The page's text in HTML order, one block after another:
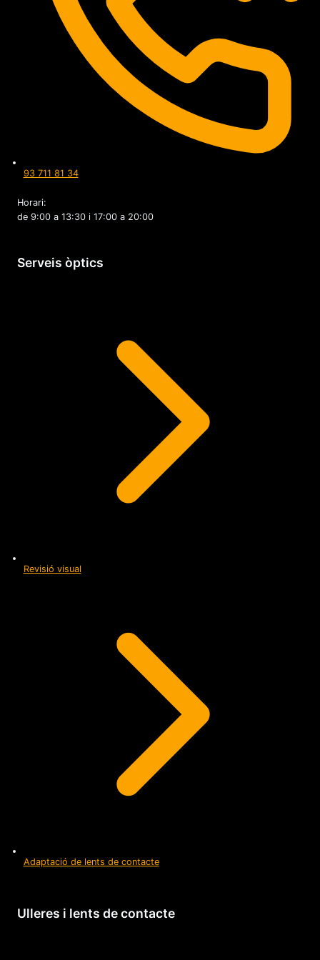
93 711 81 34
Horari:
de 9:00 a 13:30 i 17:00 a 20:00
Serveis òptics
Revisió visual
Adaptació de lents de contacte
Ulleres i lents de contacte